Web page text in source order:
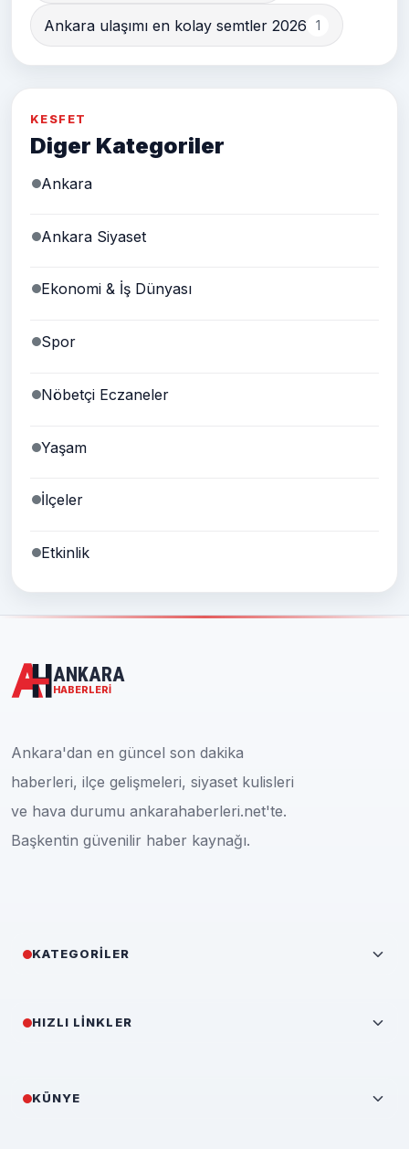
Ankara ulaşımı en kolay semtler 2026 1
KESFET
Diger Kategoriler
Ankara
Ankara Siyaset
Ekonomi & İş Dünyası
Spor
Nöbetçi Eczaneler
Yaşam
İlçeler
Etkinlik
ANKARA
HABERLERI
Ankara'dan en güncel son dakika
haberleri, ilçe gelişmeleri, siyaset kulisleri
ve hava durumu ankarahaberleri.net'te.
Başkentin güvenilir haber kaynağı.
KATEGORILER
HIZLI LINKLER
KÜNYE